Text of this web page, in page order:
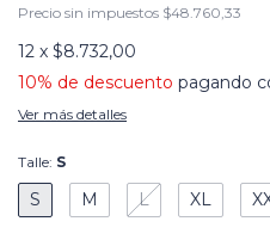
Precio sin impuestos $48.760,33
12 x $8.732,00
10% de descuento pagando
Ver más detalles
Talle: S
S M L XL